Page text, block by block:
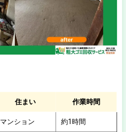
住まい 作業時間
マンション 約1時間